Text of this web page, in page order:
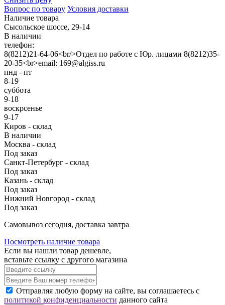
Вопрос по товару Условия доставки
Наличие товара
Сысольское шоссе, 29-14
В наличии
телефон:
8(8212)21-64-06<br/>Отдел по работе с Юр. лицами 8(8212)35-
20-35<br>email: 169@algiss.ru
пнд - пт
8-19
суббота
9-18
воскрсенье
9-17
Киров - склад
В наличии
Москва - склад
Под заказ
Санкт-Петербург - склад
Под заказ
Казань - склад
Под заказ
Нижний Новгород - склад
Под заказ
Cамовывоз сегодня, доставка завтра
Посмотреть наличие товара
Если вы нашли товар дешевле,
вставьте ссылку с другого магазина
Отправляя любую форму на сайте, вы соглашаетесь с
политикой конфиденциальности данного сайта